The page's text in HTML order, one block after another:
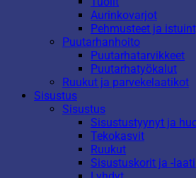
Aurinkovarjot
Pehmusteet ja
Puutarhanhoito
Puutarhatarvikkeet
Puutarhatyökalut
Ruukut ja parvekelaatikot
Sisustus
Sisustus
Sisustustyynyt ja
Tekokasvit
Ruukut
Sisustuskorit ja -